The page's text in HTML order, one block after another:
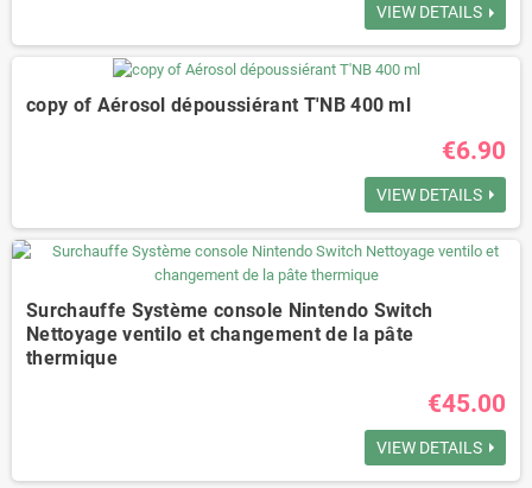
VIEW DETAILS
copy of Aérosol dépoussiérant T'NB 400 ml
€6.90
VIEW DETAILS
Surchauffe Système console Nintendo Switch
Nettoyage ventilo et changement de la pâte
thermique
€45.00
VIEW DETAILS